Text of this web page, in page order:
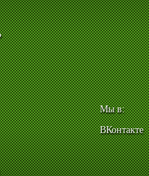
Мы в:
ВКонтакте